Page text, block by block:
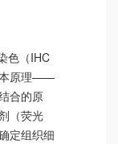
色（IHC
本原理——
合的原
（荧光
定组织细